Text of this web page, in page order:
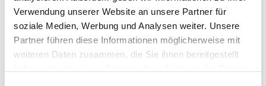
Verwendung unserer Website an unsere Partner für
soziale Medien, Werbung und Analysen weiter. Unsere
Partner führen diese Informationen möglicherweise mit
weiteren Daten zusammen, die Sie ihnen bereitgestellt